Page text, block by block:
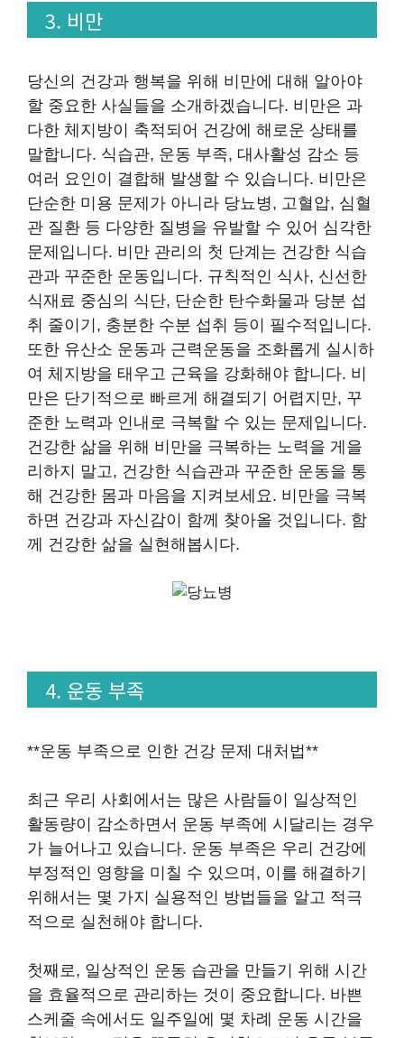
3. 비만
당신의 건강과 행복을 위해 비만에 대해 알아야
할 중요한 사실들을 소개하겠습니다. 비만은 과
다한 체지방이 축적되어 건강에 해로운 상태를
말합니다. 식습관, 운동 부족, 대사활성 감소 등
여러 요인이 결합해 발생할 수 있습니다. 비만은
단순한 미용 문제가 아니라 당뇨병, 고혈압, 심혈
관 질환 등 다양한 질병을 유발할 수 있어 심각한
문제입니다. 비만 관리의 첫 단계는 건강한 식습
관과 꾸준한 운동입니다. 규칙적인 식사, 신선한
식재료 중심의 식단, 단순한 탄수화물과 당분 섭
취 줄이기, 충분한 수분 섭취 등이 필수적입니다.
또한 유산소 운동과 근력운동을 조화롭게 실시하
여 체지방을 태우고 근육을 강화해야 합니다. 비
만은 단기적으로 빠르게 해결되기 어렵지만, 꾸
준한 노력과 인내로 극복할 수 있는 문제입니다.
건강한 삶을 위해 비만을 극복하는 노력을 게을
리하지 말고, 건강한 식습관과 꾸준한 운동을 통
해 건강한 몸과 마음을 지켜보세요. 비만을 극복
하면 건강과 자신감이 함께 찾아올 것입니다. 함
께 건강한 삶을 실현해봅시다.
4. 운동 부족
**운동 부족으로 인한 건강 문제 대처법**
최근 우리 사회에서는 많은 사람들이 일상적인
활동량이 감소하면서 운동 부족에 시달리는 경우
가 늘어나고 있습니다. 운동 부족은 우리 건강에
부정적인 영향을 미칠 수 있으며, 이를 해결하기
위해서는 몇 가지 실용적인 방법들을 알고 적극
적으로 실천해야 합니다.
첫째로, 일상적인 운동 습관을 만들기 위해 시간
을 효율적으로 관리하는 것이 중요합니다. 바쁜
스케줄 속에서도 일주일에 몇 차례 운동 시간을